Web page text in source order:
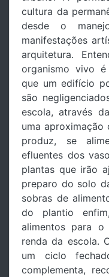
cultura da
desde o
manifestações
arquitetura.
organismo vivo é
que um edifício
são
escola, através
uma
produz, se
efluentes dos
plantas que irão
preparo do solo
sobras de
do plantio
alimentos para
renda da escola.
um ciclo
complementa,